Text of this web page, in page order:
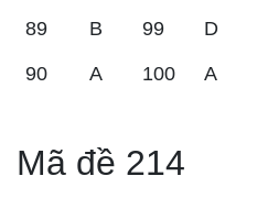
89 B 99 D
90 A 100 A
Mã đề 214